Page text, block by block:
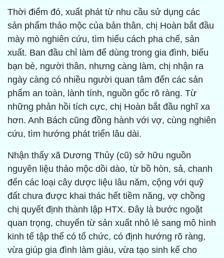
Thời điểm đó, xuất phát từ nhu cầu sử dụng các
sản phẩm thảo mộc của bản thân, chị Hoàn bắt đầu
mày mò nghiên cứu, tìm hiểu cách pha chế, sản
xuất. Ban đầu chỉ làm để dùng trong gia đình, biếu
bạn bè, người thân, nhưng càng làm, chị nhận ra
ngày càng có nhiều người quan tâm đến các sản
phẩm an toàn, lành tính, nguồn gốc rõ ràng. Từ
những phản hồi tích cực, chị Hoàn bắt đầu nghĩ xa
hơn. Anh Bách cũng đồng hành với vợ, cùng nghiên
cứu, tìm hướng phát triển lâu dài.
Nhận thấy xã Dương Thủy (cũ) sở hữu nguồn
nguyên liệu thảo mộc dồi dào, từ bồ hòn, sả, chanh
đến các loại cây dược liệu lâu năm, cộng với quỹ
đất chưa được khai thác hết tiềm năng, vợ chồng
chị quyết định thành lập HTX. Đây là bước ngoặt
quan trọng, chuyển từ sản xuất nhỏ lẻ sang mô hình
kinh tế tập thể có tổ chức, có định hướng rõ ràng,
vừa giúp gia đình làm giàu, vừa tạo sinh kế cho